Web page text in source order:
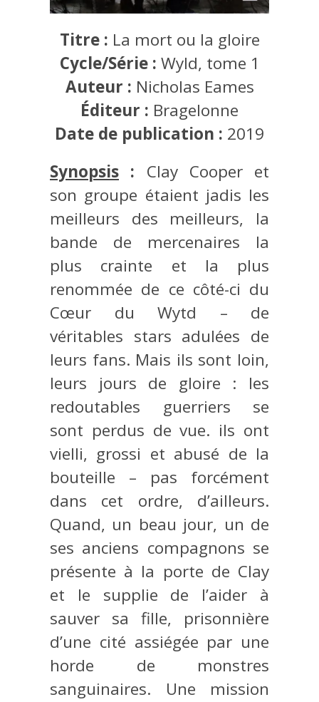
Titre : La mort ou la gloire
Cycle/Série : Wyld, tome 1
Auteur : Nicholas Eames
Éditeur : Bragelonne
Date de publication : 2019
Synopsis : Clay Cooper et
son groupe étaient jadis les
meilleurs des meilleurs, la
bande de mercenaires la
plus crainte et la plus
renommée de ce côté-ci du
Cœur du Wytd – de
véritables stars adulées de
leurs fans. Mais ils sont loin,
leurs jours de gloire : les
redoutables guerriers se
sont perdus de vue. ils ont
vielli, grossi et abusé de la
bouteille – pas forcément
dans cet ordre, d’ailleurs.
Quand, un beau jour, un de
ses anciens compagnons se
présente à la porte de Clay
et le supplie de l’aider à
sauver sa fille, prisonnière
d’une cité assiégée par une
horde de monstres
sanguinaires. Une mission